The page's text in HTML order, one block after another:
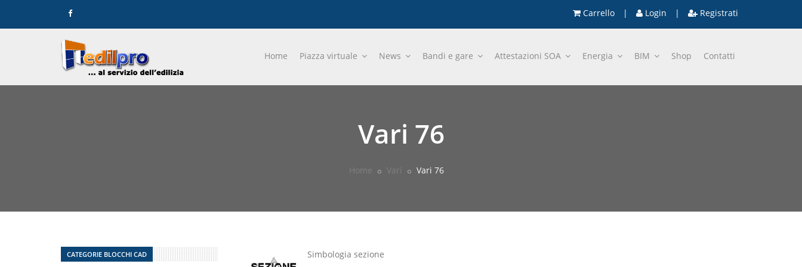
Carrello | Login | Registrati
Home Piazza virtuale News Bandi e gare Attestazioni SOA Energia BIM Shop Contatti
Vari 76
Home Vari Vari 76
Simbologia sezione
CATEGORIE BLOCCHI CAD